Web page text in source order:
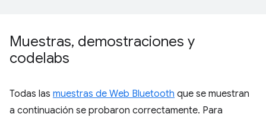
Muestras, demostraciones y
codelabs
Todas las muestras de Web Bluetooth que se muestran
a continuación se probaron correctamente. Para